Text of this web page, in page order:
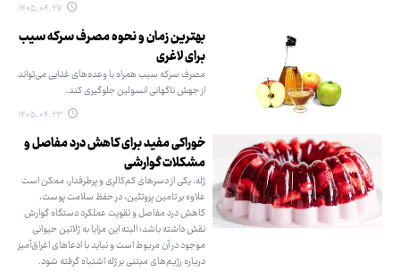
۱۴۰۵.۰۴.۲۷
بهترین زمان و نحوه مصرف سرکه سیب
برای لاغری
مصرف سرکه سیب همراه با وعده‌های غذایی می‌تواند
از جهش ناگهانی انسولین جلوگیری کند.
۱۴۰۵.۰۴.۲۳
خوراکی مفید برای کاهش درد مفاصل و
مشکلات گوارشی
ژله، یکی از دسرهای کم‌کالری و پرطرفدار، ممکن است
علاوه بر تامین پروتئین، در حفظ سلامت پوست،
کاهش درد مفاصل و تقویت عملکرد دستگاه گوارش
نقش داشته باشد؛ البته این مزایا به ژلاتین حیوانی
موجود در آن مربوط است و نباید با ادعاهای اغراق‌آمیز
درباره رژیم‌های مبتنی بر ژله اشتباه گرفته شود.